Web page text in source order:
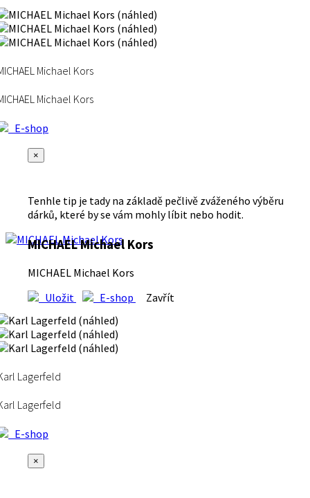
Michael Kors
Michael Kors
E-shop
×
Tenhle tip je tady na základě pečlivě zváženého výběru
dárků, které by se vám mohly líbit nebo hodit.
MICHAEL Michael Kors
MICHAEL Michael Kors
Uložit
E-shop Zavřít
Lagerfeld
Lagerfeld
E-shop
×